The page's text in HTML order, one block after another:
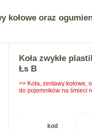
kołowe oraz
Koła zwykłe
Łs B
>> Koła, zestawy kołowe,
do pojemników na śmieci
kod